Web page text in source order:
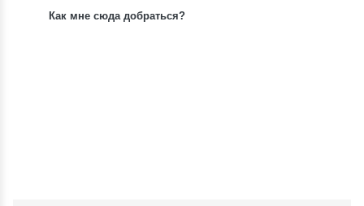
Как мне сюда добраться?